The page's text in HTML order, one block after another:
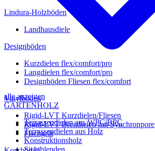
alle anzeigen
GARTENHOLZ
Terrassendielen aus WPC/BPC
Terrassendielen aus Holz
Konstruktionsholz
Sichtblenden
Lindura-Holzböden
Landhausdiele
Designböden
Kurzdielen flex/comfort/pro
Langdielen flex/comfort/pro
Designböden Fliesen flex/comfort
Vinylböden
Rigid-LVT Kurzdielen/Fliesen
Rigid-LVT Breitdielen mit Synchronpore
Fischgrät